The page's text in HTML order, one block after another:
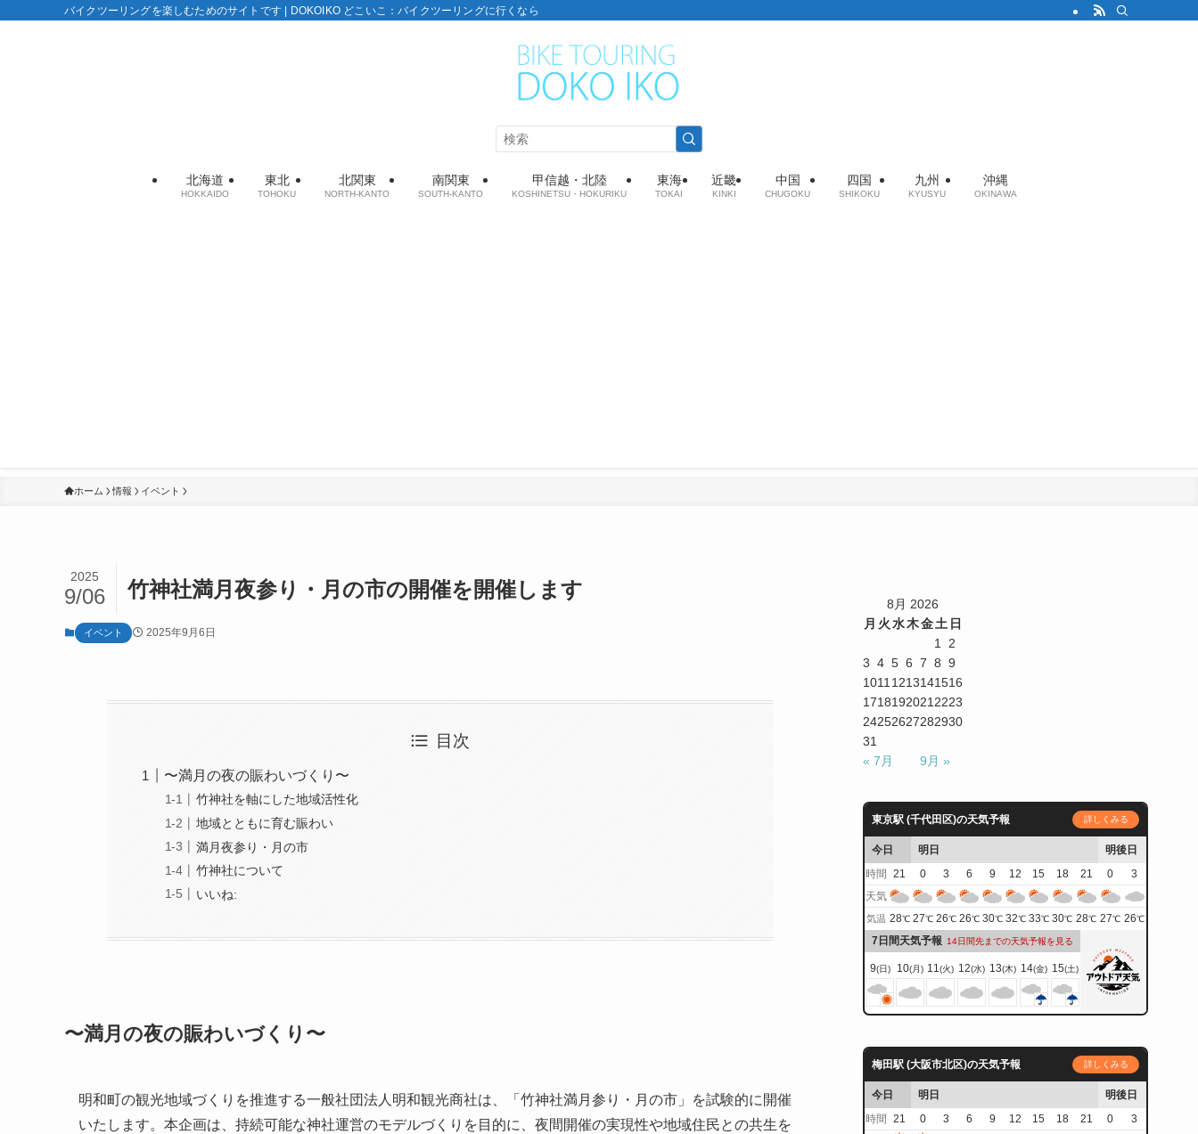
バイクツーリングを楽しむためのサイトです | DOKOIKO どこいこ：バイクツーリングに行くなら
北海道
HOKKAIDO
東北
TOHOKU
北関東
NORTH-KANTO
南関東
SOUTH-KANTO
甲信越・北陸
KOSHINETSU・HOKURIKU
東海
TOKAI
近畿
KINKI
中国
CHUGOKU
四国
SHIKOKU
九州
KYUSYU
沖縄
OKINAWA
ホーム 情報 イベント
竹神社満月夜参り・月の市の開催を開催します
2025
9/06
イベント 2025年9月6日
目次
〜満月の夜の賑わいづくり〜
竹神社を軸にした地域活性化
地域とともに育む賑わい
満月夜参り・月の市
竹神社について
いいね:
〜満月の夜の賑わいづくり〜
明和町の観光地域づくりを推進する一般社団法人明和観光商社は、「竹神社満月参り・月の市」を試験的に開催
いたします。本企画は、持続可能な神社運営のモデルづくりを目的に、夜間開催の実現性や地域住民との共生を
8月 2026
月 火水木金土 日
1
2
3 4 5 6 7 8 9
1011 1213141516
1718192021 2223
24252627282930
31
« 7月
9月 »
東京駅 (千代田区)の天気予報 詳しくみる
今日 明日
明後日
時間
21 0 3 6 9 12 15 18 21 0
3
天気
気温 28℃ 27℃ 26℃ 26℃ 30℃ 32℃ 33℃ 30℃ 28℃ 27℃ 26℃
7日間天気予報 14日間先までの天気予報を見る
9(日) 10(月) 11(火) 12(水) 13(木) 14(金) 15(土)
梅田駅 (大阪市北区)の天気予報 詳しくみる
今日 明日
明後日
時間
21 0 3 6 9 12 15 18 21 0
3